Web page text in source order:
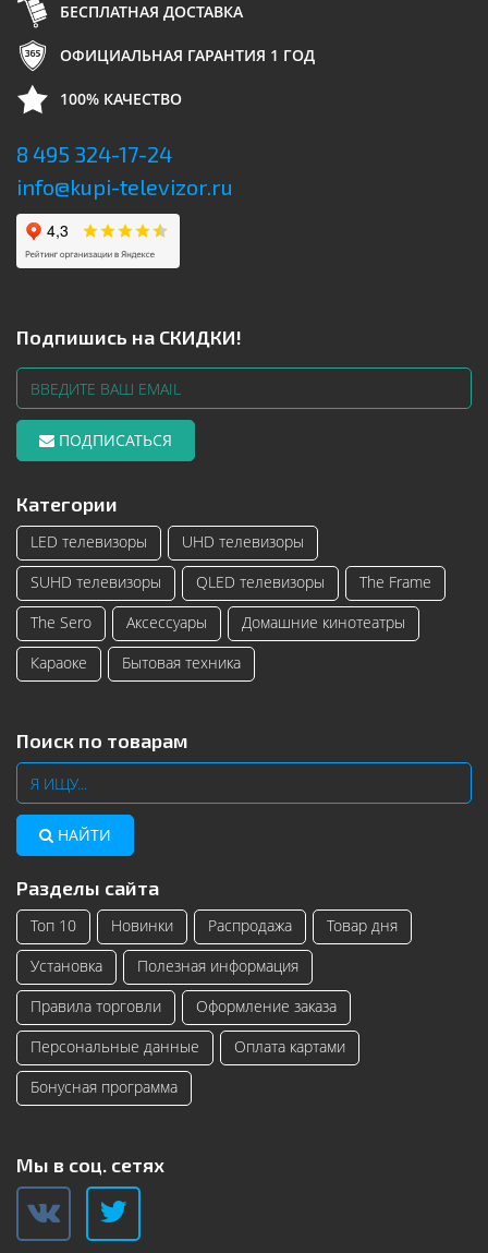
БЕСПЛАТНАЯ ДОСТАВКА
ОФИЦИАЛЬНАЯ ГАРАНТИЯ 1 ГОД
100% КАЧЕСТВО
8 495 324-17-24
info@kupi-televizor.ru
Подпишись на СКИДКИ!
ПОДПИСАТЬСЯ
Категории
LED телевизоры
UHD телевизоры
SUHD телевизоры
QLED телевизоры
The Frame
The Sero
Аксессуары
Домашние кинотеатры
Караоке
Бытовая техника
Поиск по товарам
НАЙТИ
Разделы сайта
Топ 10 Новинки Распродажа
Товар дня
Установка
Полезная информация
Правила торговли
Оформление заказа
Персональные данные
Оплата картами
Бонусная программа
Мы в соц. сетях